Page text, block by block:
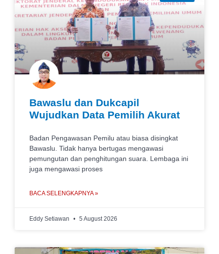
Bawaslu dan Dukcapil
Wujudkan Data Pemilih Akurat
Badan Pengawasan Pemilu atau biasa disingkat
Bawaslu. Tidak hanya bertugas mengawasi
pemungutan dan penghitungan suara. Lembaga ini
juga mengawasi proses
BACA SELENGKAPNYA »
Eddy Setiawan 5 August 2026